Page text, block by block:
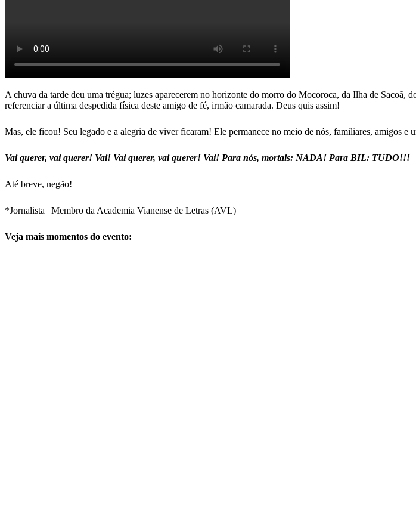
A chuva da tarde deu uma trégua; luzes aparecerem no horizonte do morro do Mocoroca, da Ilha de Sacoã,
referenciar a última despedida física deste amigo de fé, irmão camarada. Deus quis assim!
Mas, ele ficou! Seu legado e a alegria de viver ficaram! Ele permanece no meio de nós, familiares, amigos e
Vai querer, vai querer! Vai! Vai querer, vai querer! Vai! Para nós, mortais: NADA! Para BIL: TUDO!!!
Até breve, negão!
*Jornalista | Membro da Academia Vianense de Letras (AVL)
Veja mais momentos do evento: